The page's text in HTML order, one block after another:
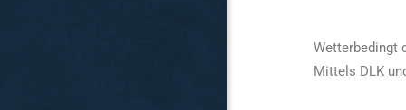
Wetterbedingt
Mittels DLK